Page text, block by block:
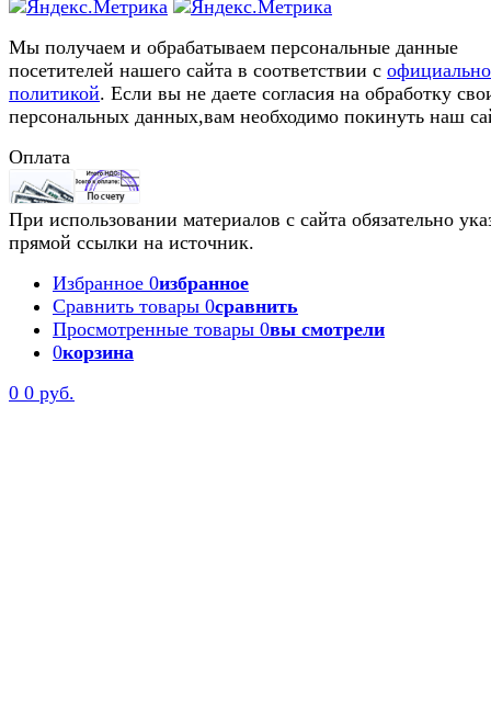
Мы получаем и обрабатываем персональные данные
посетителей нашего сайта в соответствии с
политикой. Если вы не даете согласия на обработку
персональных данных,вам необходимо покинуть наш
Оплата
При использовании материалов с сайта обязательно
прямой ссылки на источник.
Избранное 0избранное
Сравнить товары 0сравнить
Просмотренные товары 0вы смотрели
0корзина
0 0 руб.